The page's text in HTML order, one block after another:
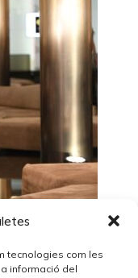
tecnologies com les
informació del